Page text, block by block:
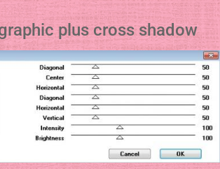
plus cross shadow